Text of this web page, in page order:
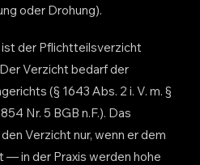
oder Drohung).
ist der Pflichtteilsverzicht
Verzicht bedarf der
(§ 1643 Abs. 2 i. V. m. §
Nr. 5 BGB n.F.). Das
Verzicht nur, wenn er dem
— in der Praxis werden hohe